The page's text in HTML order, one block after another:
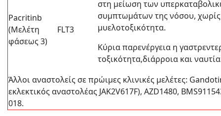
Pacritinb
(Μελέτη
φάσεως 3)
FLT3
στη μείωση των
συμπτωμάτων της νόσου,
μυελοτοξικότητα.
Κύρια παρενέργεια η
τοξικότητα,διάρροια και
Άλλοι αναστολείς σε πρώιμες κλινικές μελέτες:
εκλεκτικός αναστολέας JAK2V617F), AZD1480,
018.